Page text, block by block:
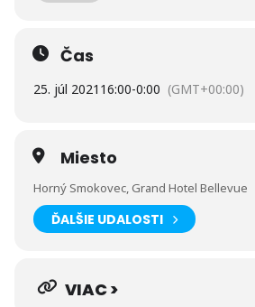
Čas
25. júl 2021 16:00-0:00 (GMT+00:00)
Miesto
Horný Smokovec, Grand Hotel Bellevue
ĎALŠIE UDALOSTI
VIAC >